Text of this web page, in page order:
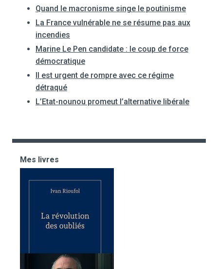
Quand le macronisme singe le poutinisme
La France vulnérable ne se résume pas aux
incendies
Marine Le Pen candidate : le coup de force
démocratique
Il est urgent de rompre avec ce régime
détraqué
L’Etat-nounou promeut l’alternative libérale
Mes livres